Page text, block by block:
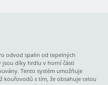
odvod spalin od tepelných
jsou díky hrdlu v horní části
Tento systém umožňuje
kouřovodů s tím, že obsahuje celou